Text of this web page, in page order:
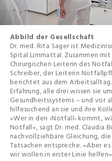
Abbild der Gesellschaft
Dr. med. Rita Sager ist
Spital Limmattal. Zusammen
Chirurgischen Leiterin des
Schreiber, der Leiterin
berichtet aus dem
Erfahrung, alle drei wissen sie
Gesundheitssystems – und vor
hilfesuchend an sie und ihre
«Wer in den ‹Notfall› kommt,
Notfall», sagt Dr. med. Claudia
nachvollziehbare Gleichung,
Tatsachen entspreche. «Aber
wir wollen in erster Linie